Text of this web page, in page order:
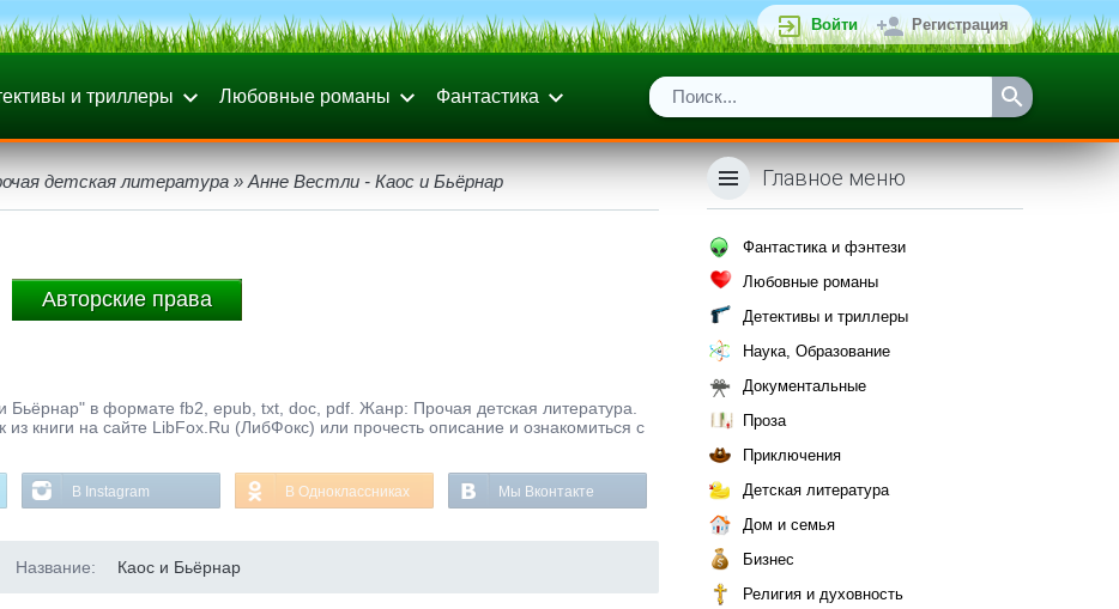
Войти Регистрация
и триллеры Любовные романы Фантастика
детская литература » Анне Вестли - Каос и Бьёрнар
Авторские права
Бьёрнар" в формате fb2, epub, txt, doc, pdf. Жанр: Прочая детская литература.
книги на сайте LibFox.Ru (ЛибФокс) или прочесть описание и ознакомиться с
В Instagram В Одноклассниках Мы Вконтакте
Название: Каос и Бьёрнар
Главное меню
Фантастика и фэнтези
Любовные романы
Детективы и триллеры
Наука, Образование
Документальные
Проза
Приключения
Детская литература
Дом и семья
Бизнес
Религия и духовность